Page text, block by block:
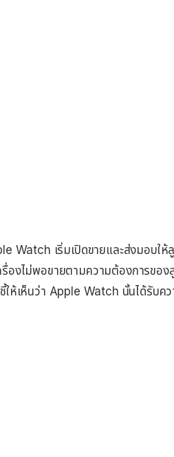
Watch เริ่มเปิดขายและส่งมอบใ
องไม่พอขายตามความต้องการขอ
ให้เห็นว่า Apple Watch นั้นได้รับค